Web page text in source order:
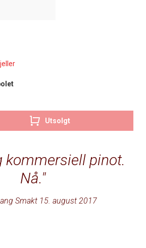
kommersiell pinot.
Nå.
Smakt 15. august 2017
Utsolgt